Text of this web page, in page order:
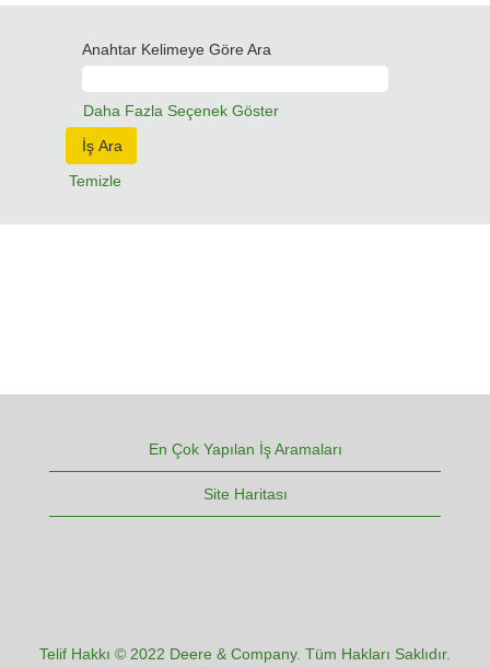
Anahtar Kelimeye Göre Ara
Daha Fazla Seçenek Göster
Temizle
En Çok Yapılan İş Aramaları
Site Haritası
Telif Hakkı © 2022 Deere & Company. Tüm Hakları Saklıdır.